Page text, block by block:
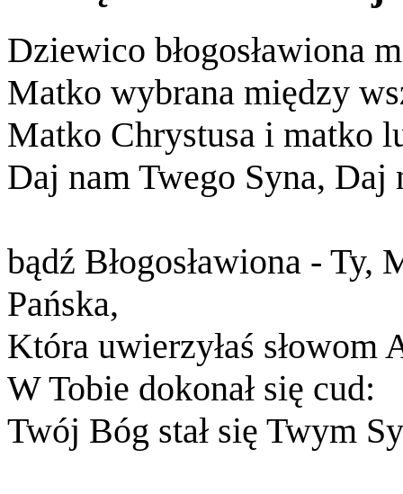
Dziewico błogosławiona
Matko wybrana między
Matko Chrystusa i matko
Daj nam Twego Syna, Daj
bądź Błogosławiona - Ty,
Pańska,
Która uwierzyłaś słowom
W Tobie dokonał się cud:
Twój Bóg stał się Twym